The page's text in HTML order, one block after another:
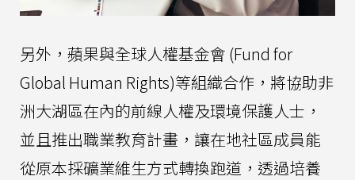
另外，蘋果與全球人權基金會 (Fund for
Global Human Rights)等組織合作，將協助非
洲大湖區在內的前線人權及環境保護人士，
並且推出職業教育計畫，讓在地社區成員能
從原本採礦業維生方式轉換跑道，透過培養